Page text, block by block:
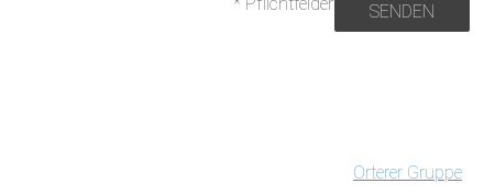
* Pflichtfelder
Orterer Gruppe